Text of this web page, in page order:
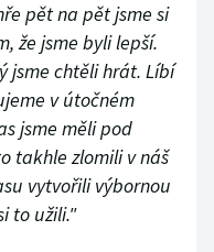
pět na pět jsme si
že jsme byli lepší.
jsme chtěli hrát. Líbí
v útočném
jsme měli pod
takhle zlomili v náš
vytvořili výbornou
to užili."